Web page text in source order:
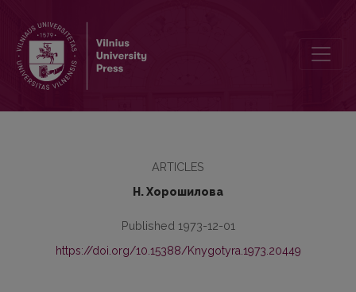
ARTICLES
Н. Хорошилова
Published 1973-12-01
https://doi.org/10.15388/Knygotyra.1973.20449